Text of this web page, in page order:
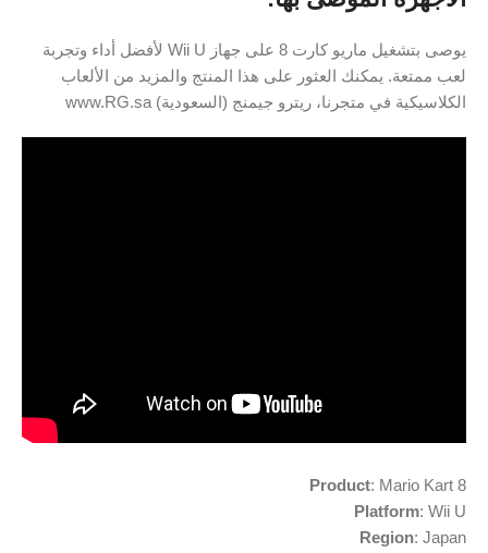
يوصى بتشغيل ماريو كارت 8 على جهاز Wii U لأفضل أداء وتجربة
لعب ممتعة. يمكنك العثور على هذا المنتج والمزيد من الألعاب
الكلاسيكية في متجرنا، ريترو جيمنج (السعودية) www.RG.sa
Product: Mario Kart 8
Platform: Wii U
Region: Japan